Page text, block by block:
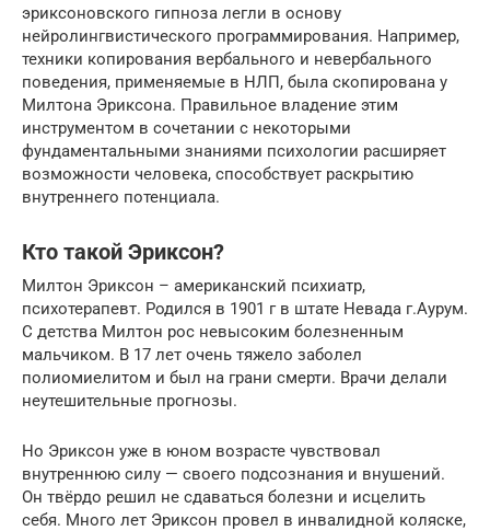
эриксоновского гипноза легли в основу
нейролингвистического программирования. Например,
техники копирования вербального и невербального
поведения, применяемые в НЛП, была скопирована у
Милтона Эриксона. Правильное владение этим
инструментом в сочетании с некоторыми
фундаментальными знаниями психологии расширяет
возможности человека, способствует раскрытию
внутреннего потенциала.
Кто такой Эриксон?
Милтон Эриксон – американский психиатр,
психотерапевт. Родился в 1901 г в штате Невада г.Аурум.
С детства Милтон рос невысоким болезненным
мальчиком. В 17 лет очень тяжело заболел
полиомиелитом и был на грани смерти. Врачи делали
неутешительные прогнозы.
Но Эриксон уже в юном возрасте чувствовал
внутреннюю силу — своего подсознания и внушений.
Он твёрдо решил не сдаваться болезни и исцелить
себя. Много лет Эриксон провел в инвалидной коляске,